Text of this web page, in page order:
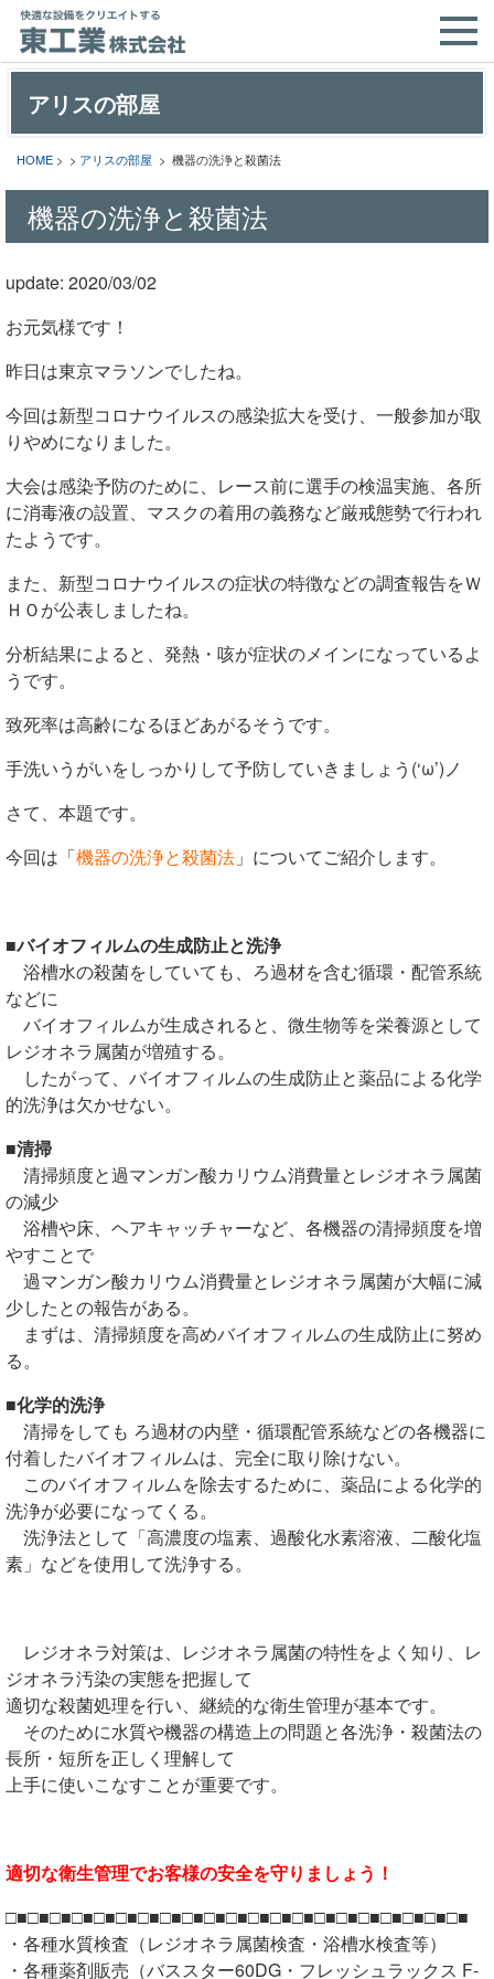
アリスの部屋
HOME > > アリスの部屋 > 機器の洗浄と殺菌法
機器の洗浄と殺菌法
update: 2020/03/02
お元気様です！
昨日は東京マラソンでしたね。
今回は新型コロナウイルスの感染拡大を受け、一般参加が取
りやめになりました。
大会は感染予防のために、レース前に選手の検温実施、各所
に消毒液の設置、マスクの着用の義務など厳戒態勢で行われ
たようです。
また、新型コロナウイルスの症状の特徴などの調査報告をＷ
ＨＯが公表しましたね。
分析結果によると、発熱・咳が症状のメインになっているよ
うです。
致死率は高齢になるほどあがるそうです。
手洗いうがいをしっかりして予防していきましょう(‘ω’)ノ
さて、本題です。
今回は「機器の洗浄と殺菌法 」についてご紹介します。
■バイオフィルムの生成防止と洗浄
浴槽水の殺菌をしていても、ろ過材を含む循環・配管系統
などに
バイオフィルムが生成されると、微生物等を栄養源として
レジオネラ属菌が増殖する。
したがって、バイオフィルムの生成防止と薬品による化学
的洗浄は欠かせない。
■清掃
清掃頻度と過マンガン酸カリウム消費量とレジオネラ属菌
の減少
浴槽や床、ヘアキャッチャーなど、各機器の清掃頻度を増
やすことで
過マンガン酸カリウム消費量とレジオネラ属菌が大幅に減
少したとの報告がある。
まずは、清掃頻度を高めバイオフィルムの生成防止に努め
る。
■化学的洗浄
清掃をしても ろ過材の内壁・循環配管系統などの各機器に
付着したバイオフィルムは、完全に取り除けない。
このバイオフィルムを除去するために、薬品による化学的
洗浄が必要になってくる。
洗浄法として「高濃度の塩素、過酸化水素溶液、二酸化塩
素」などを使用して洗浄する。
レジオネラ対策は、レジオネラ属菌の特性をよく知り、レ
ジオネラ汚染の実態を把握して
適切な殺菌処理を行い、継続的な衛生管理が基本です。
そのために水質や機器の構造上の問題と各洗浄・殺菌法の
長所・短所を正しく理解して
上手に使いこなすことが重要です。
適切な衛生管理でお客様の安全を守りましょう！
□■□■□■□■□■□■□■□■□■□■□■□■□■□■□■□■□■□■□■□■□■
・各種水質検査（レジオネラ属菌検査・浴槽水検査等）
・各種薬剤販売（バススター60DG・フレッシュラックス F-